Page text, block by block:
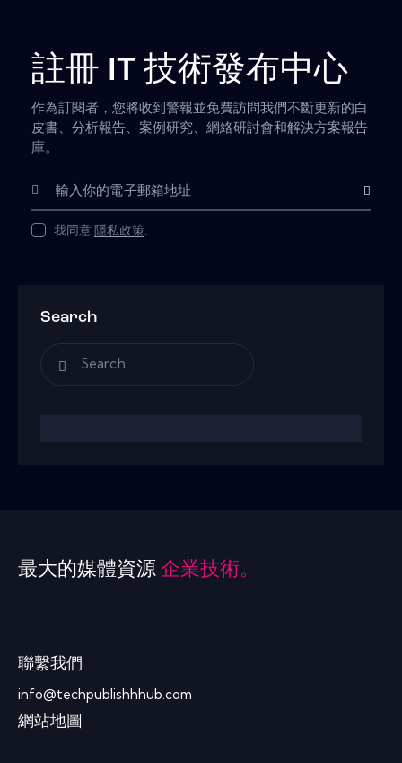
註冊 IT 技術發布中心
作為訂閱者，您將收到警報並免費訪問我們不斷更新的白
皮書、分析報告、案例研究、網絡研討會和解決方案報告
庫。
Subscribe
我同意隱私政策.
Search
最大的媒體資源 企業技術。
聯繫我們
info@techpublishhhub.com
網站地圖